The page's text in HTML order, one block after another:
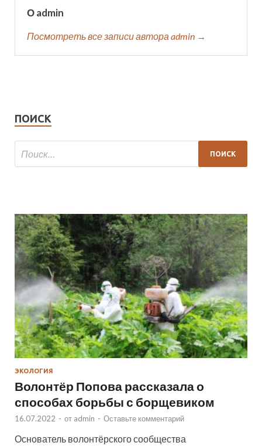
О admin
Посмотреть все записи автора admin →
ПОИСК
ЭКОЛОГИЯ
Волонтёр Попова рассказала о
способах борьбы с борщевиком
16.07.2022 - от admin - Оставьте комментарий
Основатель волонтёрского сообщества